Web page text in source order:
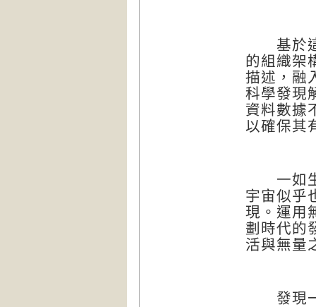
基於這
的組織架
描述，融
科學發現
資料數據
以確保其
一如生
宇宙似乎
現。運用
劃時代的
活與無量
發現一